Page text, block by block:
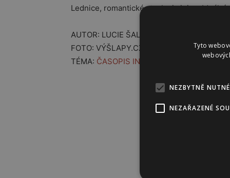
Lednice, romantické stavby i vinice.
AUTOR: LUCIE ŠALÉOVÁ
FOTO: VÝŠLAPY.CZ
TÉMA: ČASOPIS INSTINKT
Tyto
NEZBYTNĚ
NEZAŘAZENÉ